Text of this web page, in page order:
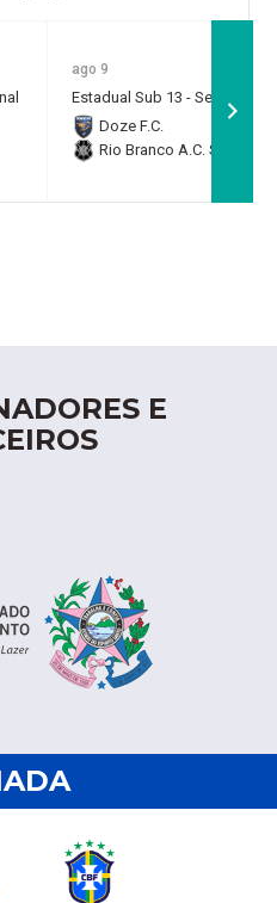
ago 9
Estadual Sub 13 - Semifinal
Doze F.C.
Rio Branco A.C. SAF
E